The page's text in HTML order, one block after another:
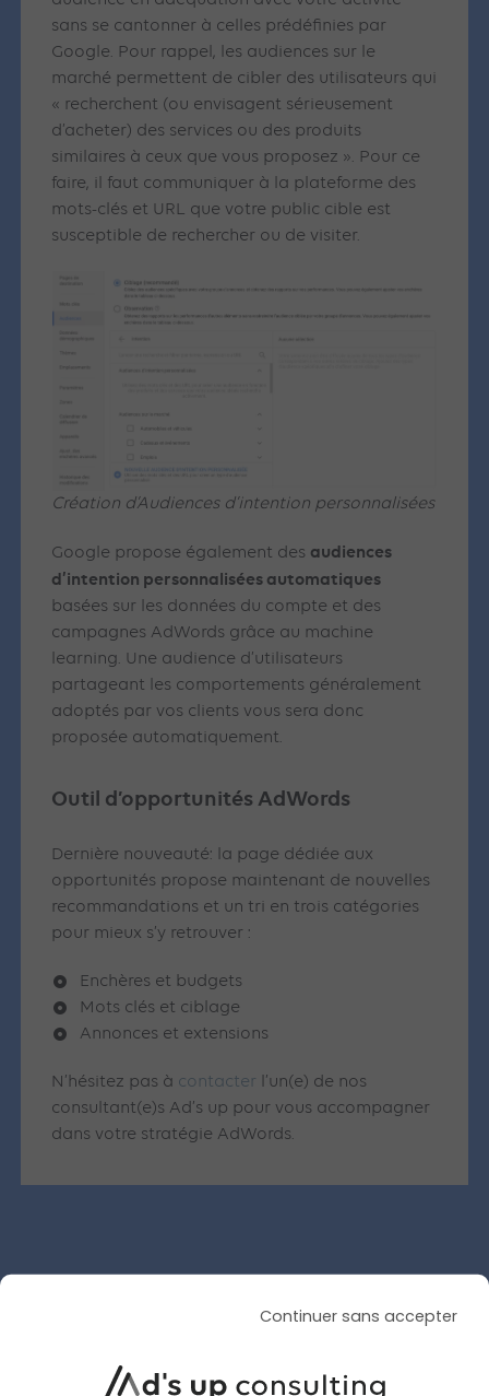
sans se cantonner à celles prédéfinies par
Google. Pour rappel, les audiences sur le
marché permettent de cibler des utilisateurs qui
« recherchent (ou envisagent sérieusement
d’acheter) des services ou des produits
similaires à ceux que vous proposez ». Pour ce
faire, il faut communiquer à la plateforme des
mots-clés et URL que votre public cible est
susceptible de rechercher ou de visiter.
Création d’Audiences d’intention personnalisées
Google propose également des audiences
d’intention personnalisées automatiques
basées sur les données du compte et des
campagnes AdWords grâce au machine
learning. Une audience d’utilisateurs
partageant les comportements généralement
adoptés par vos clients vous sera donc
proposée automatiquement.
Outil d’opportunités AdWords
Dernière nouveauté: la page dédiée aux
opportunités propose maintenant de nouvelles
recommandations et un tri en trois catégories
pour mieux s’y retrouver :
Enchères et budgets
Mots clés et ciblage
Annonces et extensions
N’hésitez pas à contacter l’un(e) de nos
consultant(e)s Ad’s up pour vous accompagner
dans votre stratégie AdWords.
SEA GOOGLE ADS
Continuer sans accepter